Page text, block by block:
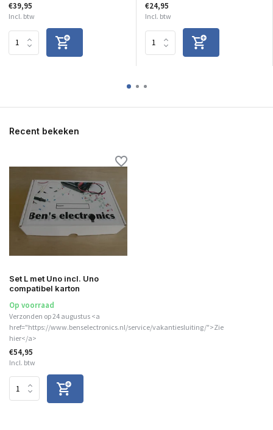
€39,95
Incl. btw
€24,95
Incl. btw
Recent bekeken
Set L met Uno incl. Uno
compatibel karton
Op voorraad
Verzonden op 24 augustus <a
href="https://www.benselectronics.nl/service/vakantiesluiting/">Zie
hier</a>
€54,95
Incl. btw